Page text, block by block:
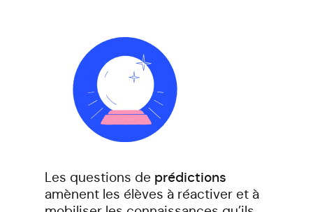
Les questions de prédictions
amènent les élèves à réactiver et à